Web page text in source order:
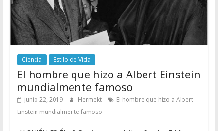
Ciencia Estilo de Vida
El hombre que hizo a Albert Einstein
mundialmente famoso
junio 22, 2019 Hermekt
El hombre que hizo a Albert
Einstein mundialmente famoso